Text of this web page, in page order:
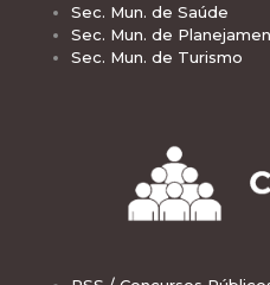
Sec. Mun. de Saúde
Sec. Mun. de
Sec. Mun. de Turismo